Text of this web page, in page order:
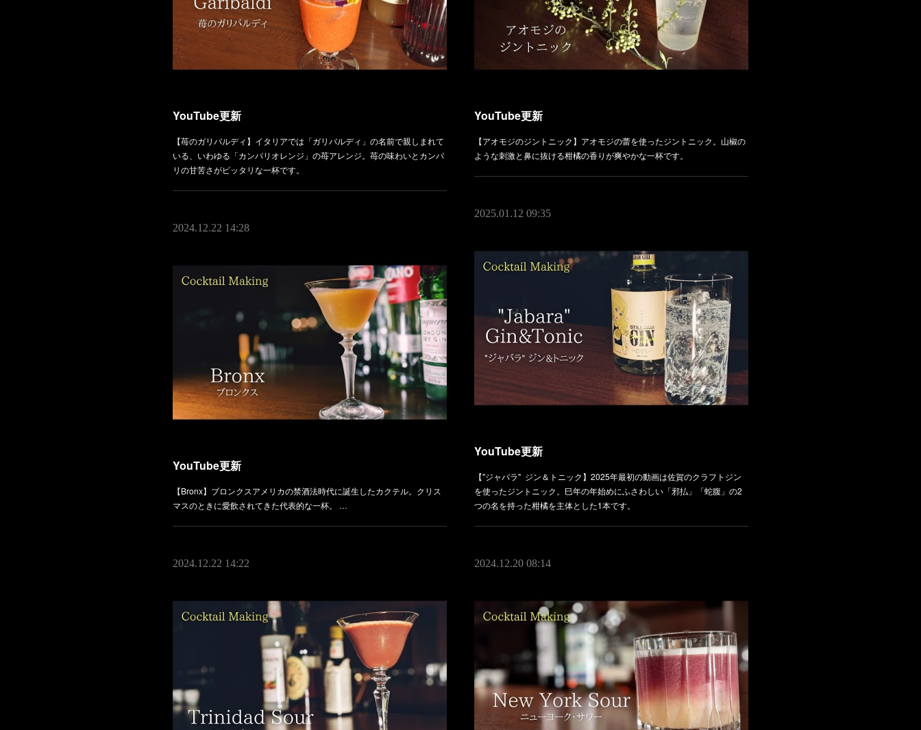
YouTube更新
【苺のガリバルディ】イタリアでは「ガリバルディ」の名前で親しまれて
いる、いわゆる「カンパリオレンジ」の苺アレンジ。苺の味わいとカンパ
リの甘苦さがピッタリな一杯です。
YouTube更新
【アオモジのジントニック】アオモジの蕾を使ったジントニック。山椒の
ような刺激と鼻に抜ける柑橘の香りが爽やかな一杯です。
2025.01.12 09:35
YouTube更新
【"ジャバラ" ジン＆トニック】2025年最初の動画は佐賀のクラフトジン
を使ったジントニック。巳年の年始めにふさわしい「邪払」「蛇腹」の2
つの名を持った柑橘を主体とした1本です。
2024.12.22 14:28
YouTube更新
【Bronx】ブロンクスアメリカの禁酒法時代に誕生したカクテル。クリス
マスのときに愛飲されてきた代表的な一杯。 …
2024.12.22 14:22 2024.12.20 08:14